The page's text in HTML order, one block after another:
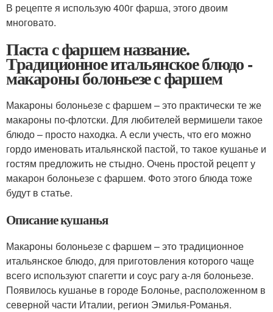
В рецепте я использую 400г фарша, этого двоим
многовато.
Паста с фаршем название.
Традиционное итальянское блюдо -
макароны болоньезе с фаршем
Макароны болоньезе с фаршем – это практически те же
макароны по-флотски. Для любителей вермишели такое
блюдо – просто находка. А если учесть, что его можно
гордо именовать итальянской пастой, то такое кушанье и
гостям предложить не стыдно. Очень простой рецепт у
макарон болоньезе с фаршем. Фото этого блюда тоже
будут в статье.
Описание кушанья
Макароны болоньезе с фаршем – это традиционное
итальянское блюдо, для приготовления которого чаще
всего используют спагетти и соус рагу а-ля болоньезе.
Появилось кушанье в городе Болонье, расположенном в
северной части Италии, регион Эмилья-Романья.